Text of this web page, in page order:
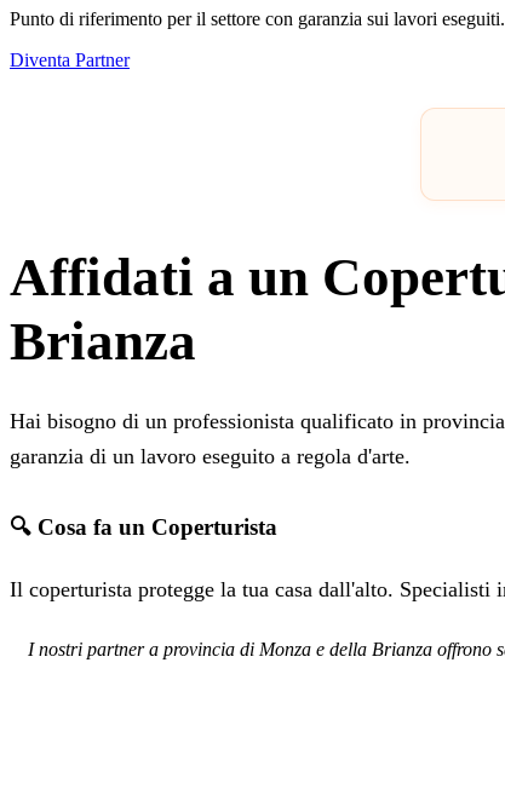
Punto di riferimento per il settore con garanzia sui lavori eseguiti.
Diventa Partner
Affidati a un
Brianza
Hai bisogno di un professionista qualificato in
garanzia di un lavoro eseguito a regola d'arte.
🔍 Cosa fa un Coperturista
Il coperturista protegge la tua casa dall'alto.
I nostri partner a provincia di Monza e della Brianza offrono